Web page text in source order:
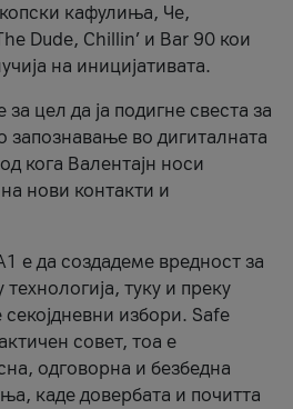
кафулиња, Че,
Dude, Chillin’ и Bar 90 кои
на иницијативата.
цел да ја подигне свеста за
запознавање во дигиталната
кога Валентајн носи
нови контакти и
е да создадеме вредност за
туку и преку
избори. Safe
совет, тоа е
одговорна и безбедна
каде довербата и почитта